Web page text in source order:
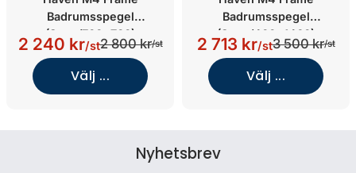
Badrumsspegel
(Svart/700x700)
2 240 kr/st2 800 kr/st
Välj ...
Badrumsspegel
(Svart/400x1460)
2 713 kr/st3 500 kr/st
Välj ...
Nyhetsbrev